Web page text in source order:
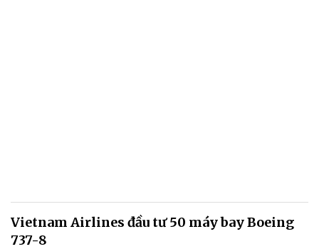
Vietnam Airlines đầu tư 50 máy bay Boeing
737-8